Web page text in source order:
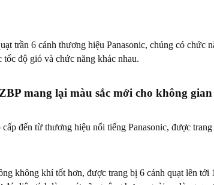
trần 6 cánh thương hiệu Panasonic, chúng có
độ gió và chức năng khác nhau.
mang lại màu sắc mới cho không gian
đến từ thương hiệu nổi tiếng Panasonic, được
không khí tốt hơn, được trang bị 6 cánh quạt lên